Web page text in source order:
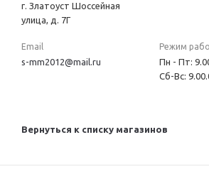
г. Златоуст Шоссейная
улица, д. 7Г
Email
s-mm2012@mail.ru
Режим
Пн - Пт:
Сб-Вс:
Вернуться к списку магазинов